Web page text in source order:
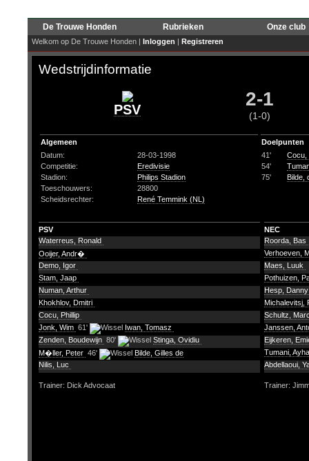
De Trouwe Honden Rubrieken Onze club
Welkom op De Trouwe Honden | Inloggen | Registreren
Wedstrijdinformatie
PSV 2-1
(1-0)
Algemeen
Datum:
28-03-1998
Competitie:
Eredivisie
Stadion:
Philips Stadion
Toeschouwers:
28800
Scheidsrechter:
René Temmink (NL)
Doelpunten
41'
Cocu,
54'
75'
Bilde,
PSV
NEC
Waterreus, Ronald
Ooijer, Andr�
Demo, Igor
Stam, Jaap
Numan, Arthur
Khokhlov, Dmitri
Cocu, Phillip
Jonk, Wim 61'
Iwan, Tomasz
Zenden, Boudewijn 80'
Stinga, Ovidiu
M�ller, Peter 46'
Bilde, Gilles de
Nilis, Luc
Roorda, Bas
Verhoeven,
Maes, Luuk
Pothuizen,
Hesp,
Michalevitsj,
Schultz,
Janssen,
Eijkeren,
Tumani,
Abdellaoui,
Trainer: Dick Advocaat Trainer: